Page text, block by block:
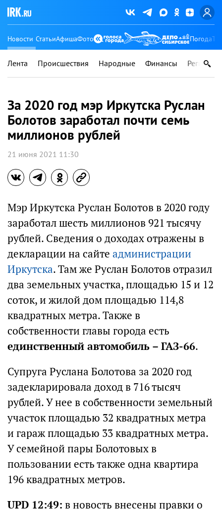
Новости СтатьиАфишаФото Погода
Лента Происшествия Народные Финансы Регионы
За 2020 год мэр Иркутска Руслан
Болотов заработал почти семь
миллионов рублей
21 июня 2021 11:30
Мэр Иркутска Руслан Болотов в 2020 году
заработал шесть миллионов 921 тысячу
рублей. Сведения о доходах отражены в
декларации на сайте администрации
Иркутска. Там же Руслан Болотов отразил
два земельных участка, площадью 15 и 12
соток, и жилой дом площадью 114,8
квадратных метра. Также в
собственности главы города есть
единственный автомобиль – ГАЗ-66.
Супруга Руслана Болотова за 2020 год
задекларировала доход в 716 тысяч
рублей. У нее в собственности земельный
участок площадью 32 квадратных метра
и гараж площадью 33 квадратных метра.
У семейной пары Болотовых в
пользовании есть также одна квартира
196 квадратных метров.
UPD 12:49: в новость внесены правки о